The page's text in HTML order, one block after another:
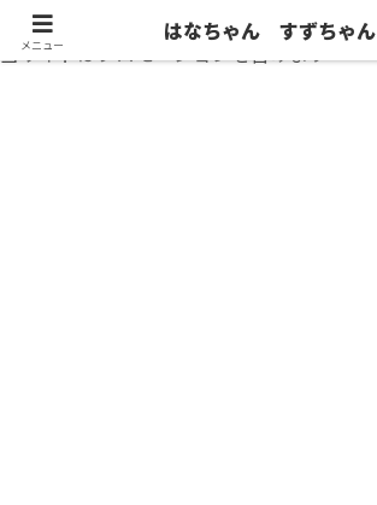
当サイトはプロモーションを含みます
メニュー
はなちゃん すずちゃん